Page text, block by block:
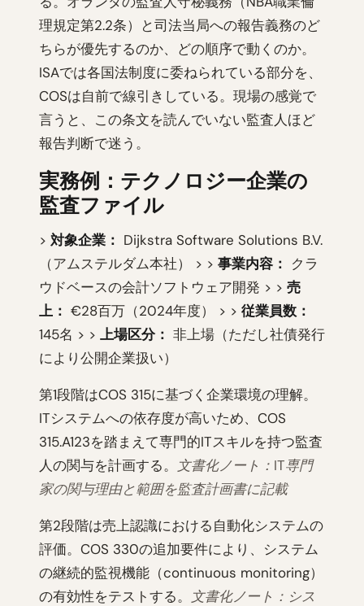
理規定第2.2条）と司法当局への報告義務のど
ちらが優先するのか、どの順序で動くのか。
ISAでは各国法制度に委ねられている部分を、
COSは自前で線引きしている。現場の感覚で
言うと、この条文を読んでいない監査人ほど
報告判断で迷う。
実務例：テクノロジー企業の
監査ファイル
> 対象企業： Dijkstra Software Solutions B.V.
（アムステルダム本社） > > 事業内容： クラ
ウドベースの会計ソフトウェア開発 > > 売
上： €28百万（2024年度） > > 従業員数：
145名 > > 上場区分： 非上場（ただし社債発行
により公開企業扱い）
第1段階はCOS 315に基づく企業環境の理解。
ITシステムへの依存度が高いため、COS
315.A123を踏まえて専門的ITスキルを持つ監査
人の関与を計画する。
文書化ノート：IT専門
家の関与理由と範囲を監査計画書に記載
第2段階は売上認識における自動化システムの
評価。COS 330の追加要件により、システム
の継続的監視機能（continuous monitoring）
の有効性をテストする。
文書化ノート：シス